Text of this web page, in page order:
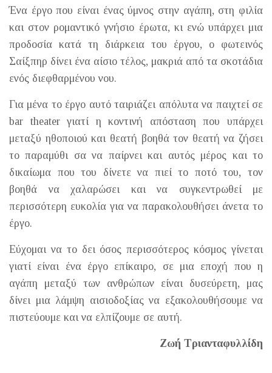
Ένα έργο που είναι ένας ύμνος στην αγάπη, στη φιλία
και στον ρομαντικό γνήσιο έρωτα, κι ενώ υπάρχει μια
προδοσία κατά τη διάρκεια του έργου, ο φωτεινός
Σαίξπηρ δίνει ένα αίσιο τέλος, μακριά από τα σκοτάδια
ενός διεφθαρμένου νου.
Για μένα το έργο αυτό ταιριάζει απόλυτα να παιχτεί σε
bar theater γιατί η κοντινή απόσταση που υπάρχει
μεταξύ ηθοποιού και θεατή βοηθά τον θεατή να ζήσει
το παραμύθι σα να παίρνει και αυτός μέρος και το
δικαίωμα που του δίνετε να πιεί το ποτό του, τον
βοηθά να χαλαρώσει και να συγκεντρωθεί με
περισσότερη ευκολία για να παρακολουθήσει άνετα το
έργο.
Εύχομαι να το δει όσος περισσότερος κόσμος γίνεται
γιατί είναι ένα έργο επίκαιρο, σε μια εποχή που η
αγάπη μεταξύ των ανθρώπων είναι δυσεύρετη, μας
δίνει μια λάμψη αισιοδοξίας να εξακολουθήσουμε να
πιστεύουμε και να ελπίζουμε σε αυτή.
Ζωή Τριανταφυλλίδη